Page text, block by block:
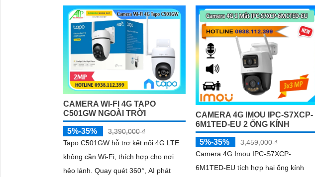
CAMERA WI-FI 4G TAPO
C501GW NGOÀI TRỜI
5%-35%
3,390,000 ₫
Tapo C501GW hỗ trợ kết nối 4G LTE
không cần Wi-Fi, thích hợp cho nơi
hẻo lánh. Quay quét 360°, AI phát
CAMERA 4G IMOU IPC-S7XCP-
6M1TED-EU 2 ỐNG KÍNH
5%-35%
3,459,000 ₫
Camera 4G Imou IPC-S7XCP-
6M1TED-EU tích hợp hai ống kính